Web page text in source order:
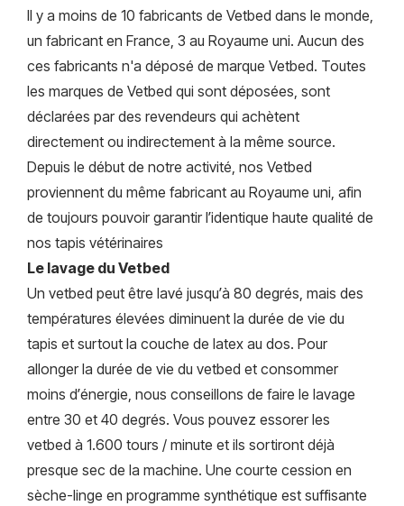
Il y a moins de 10 fabricants de Vetbed dans le monde,
un fabricant en France, 3 au Royaume uni. Aucun des
ces fabricants n'a déposé de marque Vetbed. Toutes
les marques de Vetbed qui sont déposées, sont
déclarées par des revendeurs qui achètent
directement ou indirectement à la même source.
Depuis le début de notre activité, nos Vetbed
proviennent du même fabricant au Royaume uni, afin
de toujours pouvoir garantir l’identique haute qualité de
nos tapis vétérinaires
Le lavage du Vetbed
Un vetbed peut être lavé jusqu’à 80 degrés, mais des
températures élevées diminuent la durée de vie du
tapis et surtout la couche de latex au dos. Pour
allonger la durée de vie du vetbed et consommer
moins d’énergie, nous conseillons de faire le lavage
entre 30 et 40 degrés. Vous pouvez essorer les
vetbed à 1.600 tours / minute et ils sortiront déjà
presque sec de la machine. Une courte cession en
sèche-linge en programme synthétique est suffisante